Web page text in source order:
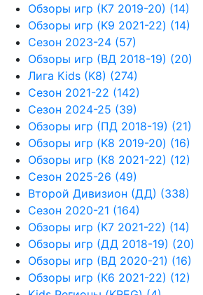
Обзоры игр (К7 2019-20) (14)
Обзоры игр (K9 2021-22) (14)
Сезон 2023-24 (57)
Обзоры игр (ВД 2018-19) (20)
Лига Kids (K8) (274)
Сезон 2021-22 (142)
Сезон 2024-25 (39)
Обзоры игр (ПД 2018-19) (21)
Обзоры игр (K8 2019-20) (16)
Обзоры игр (К8 2021-22) (12)
Сезон 2025-26 (49)
Второй Дивизион (ДД) (338)
Сезон 2020-21 (164)
Обзоры игр (К7 2021-22) (14)
Обзоры игр (ДД 2018-19) (20)
Обзоры игр (ВД 2020-21) (16)
Обзоры игр (К6 2021-22) (12)